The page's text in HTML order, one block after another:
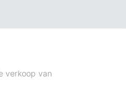
verkoop van